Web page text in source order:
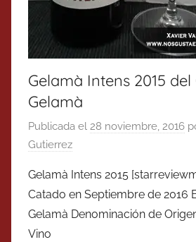
Gelamà Intens 2015 del
Gelamà
Publicada el 28 noviembre, 2016
Gutierrez
Gelamà Intens 2015
Catado en Septiembre de 2016
Gelamà Denominación de
Vino